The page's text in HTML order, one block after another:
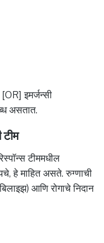
इमर्जन्सी
असतात.
टीममधील
हे माहित असते. रुग्णाची
आणि रोगाचे निदान